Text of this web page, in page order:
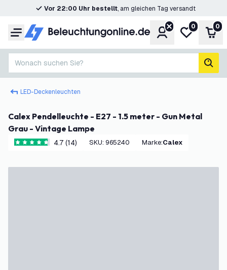
Vor 22:00 Uhr bestellt, am gleichen Tag versandt
Menü KontoMeine
0 0
Wonach suchen Sie?
LED-Deckenleuchten
Calex Pendelleuchte - E27 - 1.5 meter - Gun Metal
Grau - Vintage Lampe
4.7 Bewertungssterne
4.7 (14) SKU: 965240 Marke: Calex